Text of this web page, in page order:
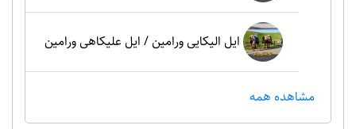
ایل الیکایی ورامین / ایل علیکاهی ورامین
مشاهده همه